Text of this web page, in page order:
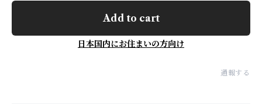
Add to cart
日本国内にお住まいの方向け
通報する